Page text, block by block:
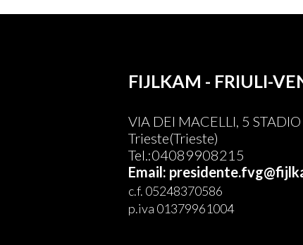
FIJLKAM - FRIULI-
VIA DEI MACELLI, 5
Trieste(Trieste)
Tel.:04089908215
Email:
c.f. 05248370586
p.iva 01379961004